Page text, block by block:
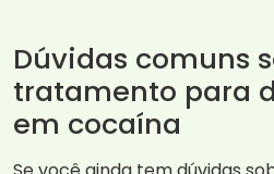
Dúvidas comuns
tratamento para
em cocaína